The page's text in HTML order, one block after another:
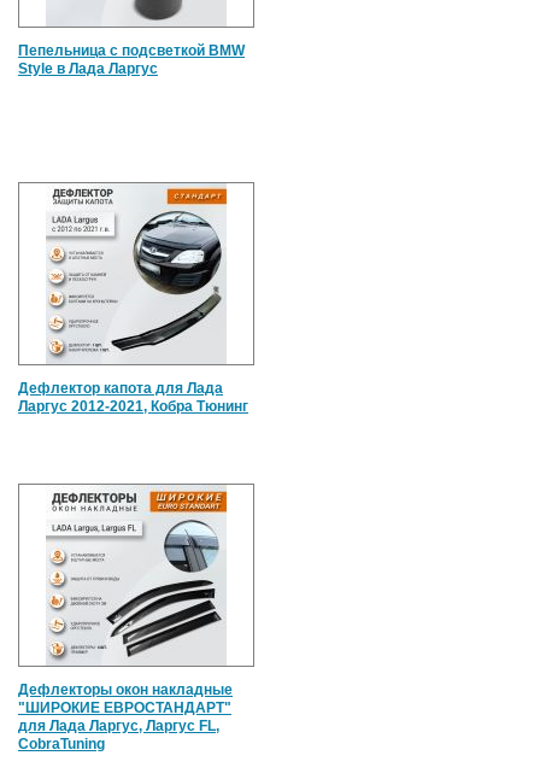
Пепельница с подсветкой BMW
Style в Лада Ларгус
Дефлектор капота для Лада
Ларгус 2012-2021, Кобра Тюнинг
Дефлекторы окон накладные
"ШИРОКИЕ ЕВРОСТАНДАРТ"
для Лада Ларгус, Ларгус FL,
CobraTuning